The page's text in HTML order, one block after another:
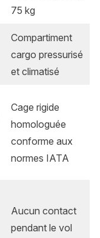
75 kg
Compartiment
cargo pressurisé
et climatisé
Cage rigide
homologuée
conforme aux
normes IATA
Aucun contact
pendant le vol